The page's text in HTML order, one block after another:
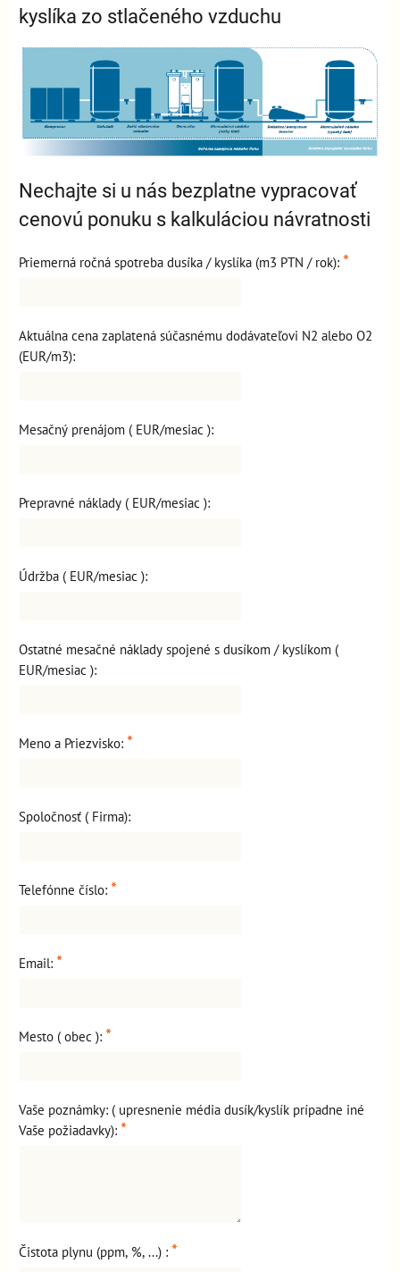
kyslíka zo stlačeného vzduchu
Nechajte si u nás bezplatne vypracovať
cenovú ponuku s kalkuláciou návratnosti
Priemerná ročná spotreba dusíka / kyslíka (m3 PTN / rok): *
Aktuálna cena zaplatená súčasnému dodávateľovi N2 alebo O2
(EUR/m3):
Mesačný prenájom ( EUR/mesiac ):
Prepravné náklady ( EUR/mesiac ):
Údržba ( EUR/mesiac ):
Ostatné mesačné náklady spojené s dusíkom / kyslíkom (
EUR/mesiac ):
Meno a Priezvisko: *
Spoločnosť ( Firma):
Telefónne číslo: *
Email: *
Mesto ( obec ): *
Vaše poznámky: ( upresnenie média dusík/kyslík prípadne iné
Vaše požiadavky): *
Čistota plynu (ppm, %, ...) : *